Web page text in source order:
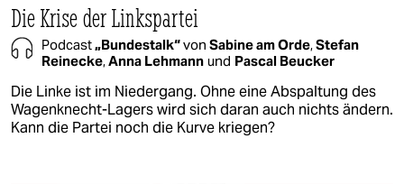
Die Krise der Linkspartei
Podcast„Bundestalk“von Sabine am Orde,Stefan
Reinecke,Anna Lehmann und Pascal Beucker
Die Linke ist im Niedergang. Ohne eine Abspaltung des
Wagenknecht-Lagers wird sich daran auch nichts ändern.
Kann die Partei noch die Kurve kriegen?